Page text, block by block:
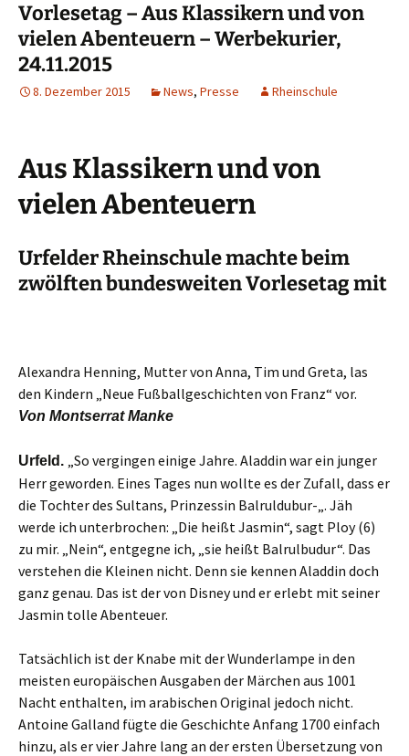
Vorlesetag – Aus Klassikern und von
vielen Abenteuern – Werbekurier,
24.11.2015
8. Dezember 2015 News, Presse Rheinschule
Aus Klassikern und von
vielen Abenteuern
Urfelder Rheinschule machte beim
zwölften bundesweiten Vorlesetag mit
Alexandra Henning, Mutter von Anna, Tim und Greta, las
den Kindern „Neue Fußballgeschichten von Franz“ vor.
Von Montserrat Manke
Urfeld. „So vergingen einige Jahre. Aladdin war ein junger
Herr geworden. Eines Tages nun wollte es der Zufall, dass er
die Tochter des Sultans, Prinzessin Balruldubur-„. Jäh
werde ich unterbrochen: „Die heißt Jasmin“, sagt Ploy (6)
zu mir. „Nein“, entgegne ich, „sie heißt Balrulbudur“. Das
verstehen die Kleinen nicht. Denn sie kennen Aladdin doch
ganz genau. Das ist der von Disney und er erlebt mit seiner
Jasmin tolle Abenteuer.
Tatsächlich ist der Knabe mit der Wunderlampe in den
meisten europäischen Ausgaben der Märchen aus 1001
Nacht enthalten, im arabischen Original jedoch nicht.
Antoine Galland fügte die Geschichte Anfang 1700 einfach
hinzu, als er vier Jahre lang an der ersten Übersetzung von